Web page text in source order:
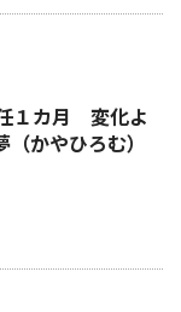
１カ月 変化よ
かやひろむ）